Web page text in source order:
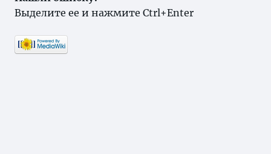
Выделите ее и нажмите Ctrl+Enter